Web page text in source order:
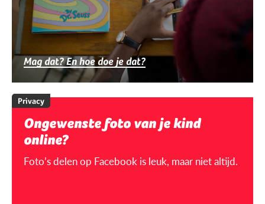
Mag dat? En hoe doe je dat?
Privacy
Ongewenste foto van je kind
online?
Foto’s delen op Facebook is leuk, maar niet altijd.